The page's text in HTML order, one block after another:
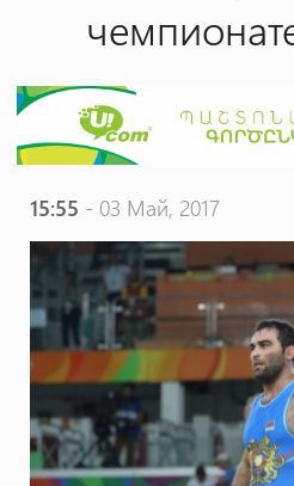
15:55 - 03 Май, 2017